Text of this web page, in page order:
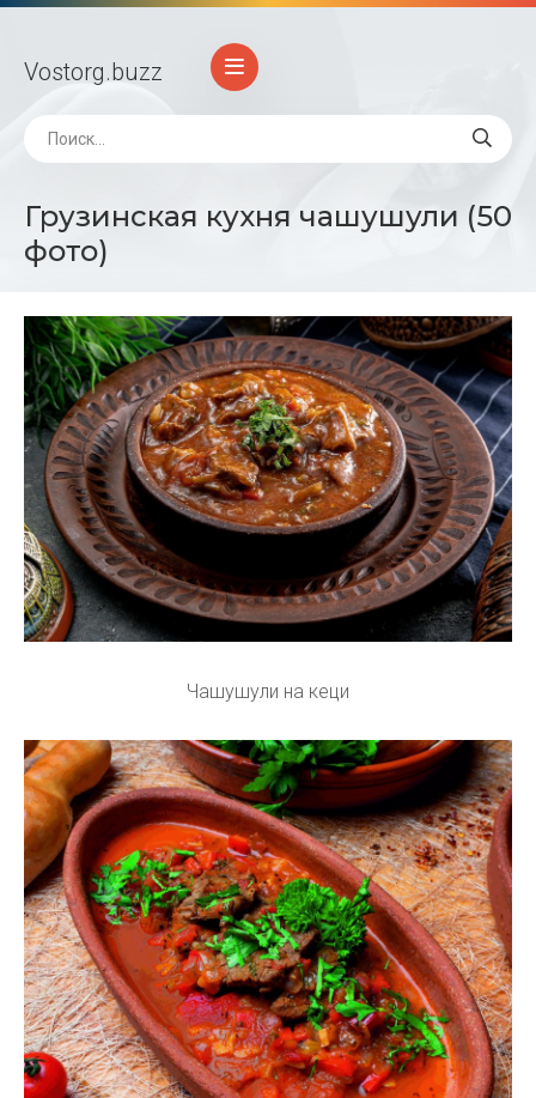
Vostorg.buzz
Грузинская кухня чашушули (50
фото)
Чашушули на кеци